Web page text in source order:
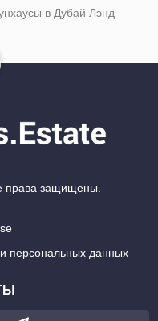
в Дубай Лэнд
права защищены.
персональных данных